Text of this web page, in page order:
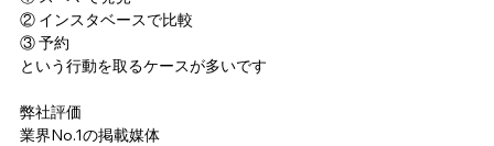
② インスタベースで比較
③ 予約
という行動を取るケースが多いです
弊社評価
業界No.1の掲載媒体